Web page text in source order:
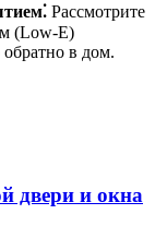
Рассмотрите
(Low-E)
в дом.
двери и окна